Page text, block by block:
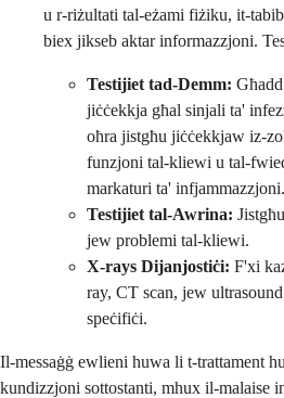
u r-riżultati tal-eżami fiżiku, it-
biex jikseb aktar informazzjoni.
Testijiet tad-Demm:
jiċċekkja għal sinjali ta'
oħra jistgħu jiċċekkjaw iz-
funzjoni tal-kliewi u tal-
markaturi ta' infjammazzjoni.
Testijiet tal-Awrina:
jew problemi tal-kliewi.
X-rays Dijanjostiċi: F'xi
ray, CT scan, jew
speċifiċi.
Il-messaġġ ewlieni huwa li t-trattament
kundizzjoni sottostanti, mhux il-malaise